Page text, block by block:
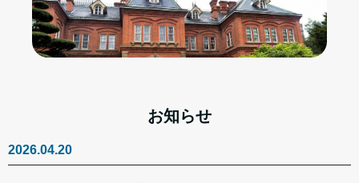
お知らせ
2026.04.20